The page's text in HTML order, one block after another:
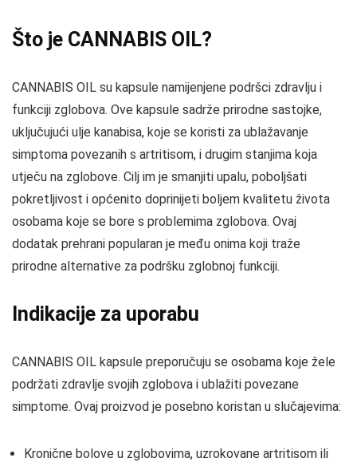
Što je CANNABIS OIL?
CANNABIS OIL su kapsule namijenjene podršci zdravlju i
funkciji zglobova. Ove kapsule sadrže prirodne sastojke,
uključujući ulje kanabisa, koje se koristi za ublažavanje
simptoma povezanih s artritisom, i drugim stanjima koja
utječu na zglobove. Cilj im je smanjiti upalu, poboljšati
pokretljivost i općenito doprinijeti boljem kvalitetu života
osobama koje se bore s problemima zglobova. Ovaj
dodatak prehrani popularan je među onima koji traže
prirodne alternative za podršku zglobnoj funkciji.
Indikacije za uporabu
CANNABIS OIL kapsule preporučuju se osobama koje žele
podržati zdravlje svojih zglobova i ublažiti povezane
simptome. Ovaj proizvod je posebno koristan u slučajevima:
Kronične bolove u zglobovima, uzrokovane artritisom ili